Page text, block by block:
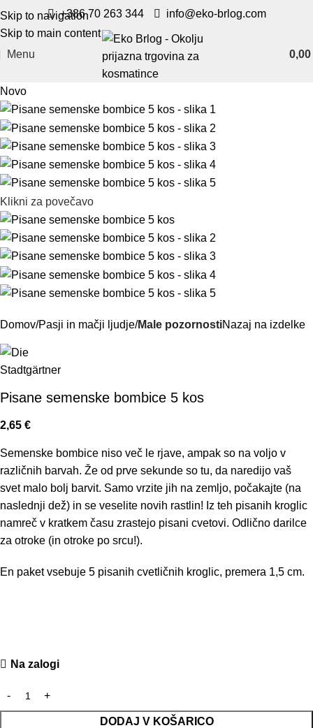
Skip to navigation
Skip to main content
+386 70 263 344 info@eko-brlog.com
Menu 0,00
Novo
Klikni za povečavo
Domov Pasji in mačji ljudje Male pozornostiNazaj na izdelke
Pisane semenske bombice 5 kos
2,65 €
Semenske bombice niso več le rjave, ampak so na voljo v
različnih barvah. Že od prve sekunde so tu, da naredijo vaš
svet malo bolj barvit. Samo vrzite jih na zemljo, počakajte (na
naslednji dež) in se veselite novih rastlin! Iz teh pisanih kroglic
namreč v kratkem času zrastejo pisani cvetovi. Odlično darilce
za otroke (in otroke po srcu!).
En paket vsebuje 5 pisanih cvetličnih kroglic, premera 1,5 cm.
Na zalogi
DODAJ V KOŠARICO